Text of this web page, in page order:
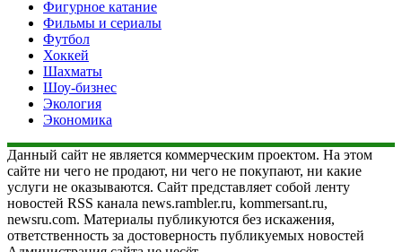
Фигурное катание
Фильмы и сериалы
Футбол
Хоккей
Шахматы
Шоу-бизнес
Экология
Экономика
Данный сайт не является коммерческим проектом. На этом
сайте ни чего не продают, ни чего не покупают, ни какие
услуги не оказываются. Сайт представляет собой ленту
новостей RSS канала news.rambler.ru, kommersant.ru,
newsru.com. Материалы публикуются без искажения,
ответственность за достоверность публикуемых новостей